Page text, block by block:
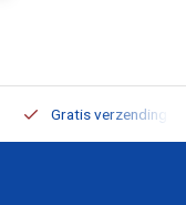
Gratis verzending